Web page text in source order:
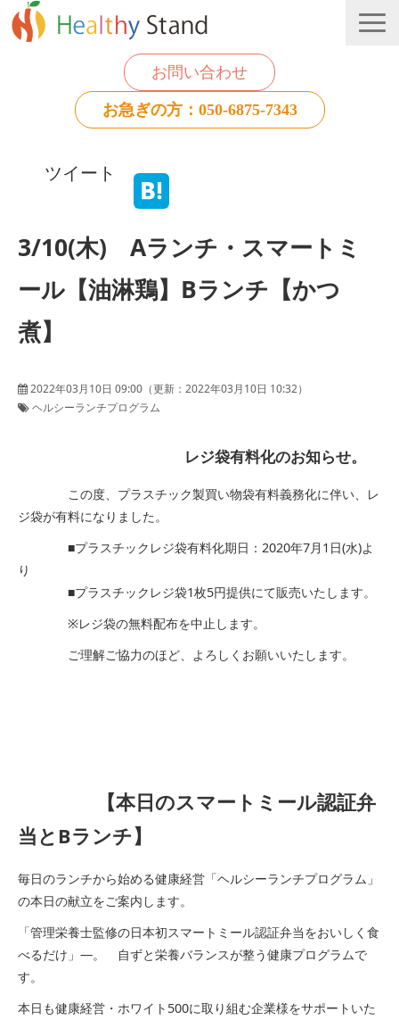
お問い合わせ
お急ぎの方：050-6875-7343
個人のお客様
ツイート
3/10(木) Aランチ・スマートミ
ール【油淋鶏】Bランチ【かつ
煮】
2022年03月10日 09:00 （更新： 2022年03月10日 10:32）
ヘルシーランチプログラム
レジ袋有料化のお知らせ。
この度、プラスチック製買い物袋有料義務化に伴い、レ
ジ袋が有料になりました。
■プラスチックレジ袋有料化期日：2020年7月1日(水)よ
り
■プラスチックレジ袋1枚5円提供にて販売いたします。
※レジ袋の無料配布を中止します。
ご理解ご協力のほど、よろしくお願いいたします。
【本日のスマートミール認証弁
当とBランチ】
毎日のランチから始める健康経営「ヘルシーランチプログラム」
の本日の献立をご案内します。
「管理栄養士監修の日本初スマートミール認証弁当をおいしく食
べるだけ」―。 自ずと栄養バランスが整う健康プログラムで
す。
本日も健康経営・ホワイト500に取り組む企業様をサポートいた